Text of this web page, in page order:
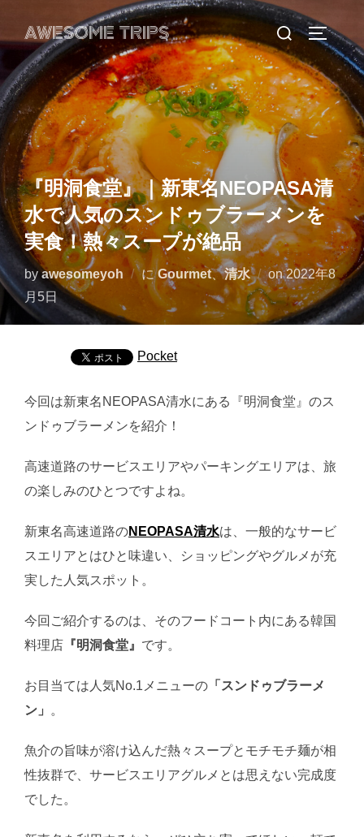
ン
ツ
ス
キ
ッ
プ
AWESOME TRIPS
検
索
対
象:
サイドバ
『明洞食堂』｜新東名NEOPASA清
水で人気のスンドゥブラーメンを
実食！熱々スープが絶品
byawesomeyoh にGourmet、清水 on投
稿
日:
2022年8
月5日
Pocket
今回は新東名NEOPASA清水にある『明洞食堂』のス
ンドゥブラーメンを紹介！
高速道路のサービスエリアやパーキングエリアは、旅
の楽しみのひとつですよね。
新東名高速道路のNEOPASA清水は、一般的なサービ
スエリアとはひと味違い、ショッピングやグルメが充
実した人気スポット。
今回ご紹介するのは、そのフードコート内にある韓国
料理店 『明洞食堂』 です。
お目当ては人気No.1メニューの 「スンドゥブラーメ
ン」
。
魚介の旨味が溶け込んだ熱々スープとモチモチ麺が相
性抜群で、サービスエリアグルメとは思えない完成度
でした。